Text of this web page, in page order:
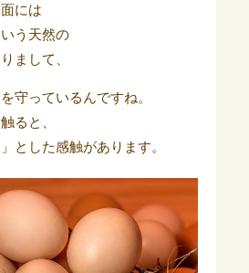
には
う天然の
まして、
守っているんですね。
ると、
とした感触があります。